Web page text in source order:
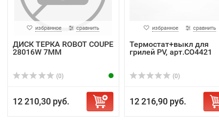
избранное сравнить
ДИСК ТЕРКА ROBOT COUPE
28016W 7ММ
(0)
12 210,30 руб.
избранное сравнить
Термостат+выкл для
грилей PV, арт.CO4421
(0)
12 216,90 руб.